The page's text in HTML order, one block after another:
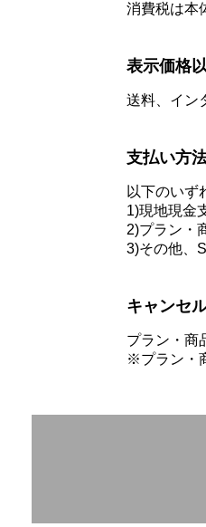
消費税は本
表示価格
送料、イン
支払い方
以下のいず
1)現地現金
2)プラン・
3)その他、
キャンセ
プラン・商
※プラン・